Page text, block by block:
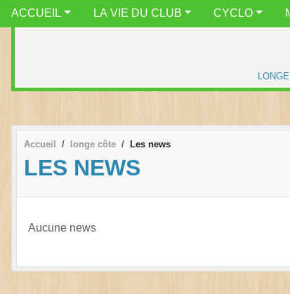
ACCUEIL LA VIE DU CLUB CYCLO
Accueil longe côte Les news
LES NEWS
Aucune news